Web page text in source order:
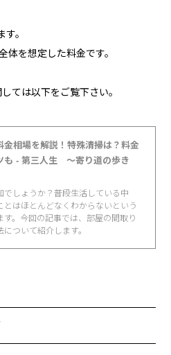
。
体を想定した料金です。
ては以下をご覧下さい。
金相場を解説！特殊清掃は？料金
も - 第三人生 〜寄り道の歩き
しょうか？普段生活している中
はほとんどなくわからないという
。今回の記事では、部屋の間取り
ついて紹介します。